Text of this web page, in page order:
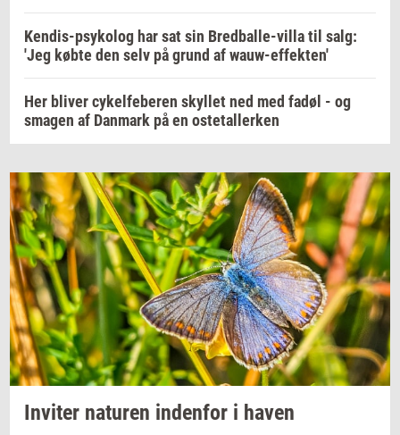
Kendis-psykolog har sat sin Bredballe-villa til salg:
'Jeg købte den selv på grund af wauw-effekten'
Her bliver cykelfeberen skyllet ned med fadøl - og
smagen af Danmark på en ostetallerken
In­vi­ter na­tu­ren in­den­for i haven